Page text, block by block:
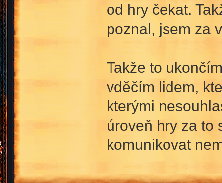
od hry čekat.
poznal, jsem za
Takže to
vděčím lidem,
kterými
úroveň hry za to
komunikovat